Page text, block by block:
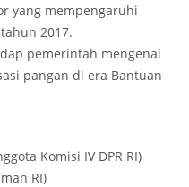
yang mempengaruhi
2017.
pemerintah mengenai
pangan di era Bantuan
Komisi IV DPR RI)
RI)